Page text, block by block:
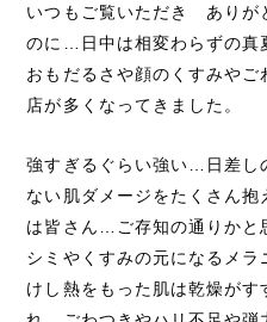
いつもご覧いただき ありが
のに…日中は相変わらずの真
おもだるさや顔のくすみや
店が多くなってきました。
強すぎるぐらい強い…日差し
ない肌ダメージをたくさん
は皆さん…ご存知の通りかと
シミやくすみの元になるメ
けし熱をもった肌は乾燥が